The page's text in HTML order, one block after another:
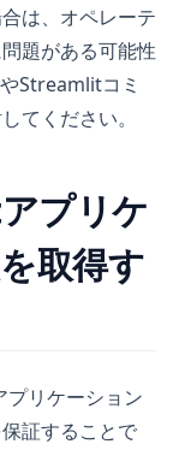
は、オペレーテ
題がある可能性
Streamlitコミ
てください。
プリケ
取得す
リケーション
証することで